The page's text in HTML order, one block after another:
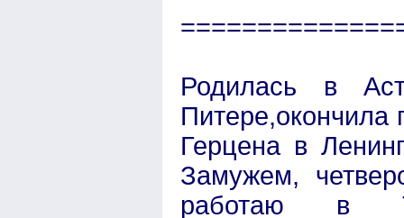
Родилась в
Питере,окончила
Герцена в
Замужем,
работаю в